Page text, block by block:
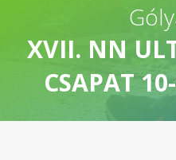
XVII. NN
CSAPAT